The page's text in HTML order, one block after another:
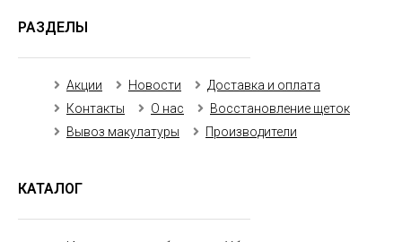
РАЗДЕЛЫ
Акции Новости
Доставка и оплата
Контакты
О нас
Восстановление щеток
Вывоз макулатуры
Производители
КАТАЛОГ